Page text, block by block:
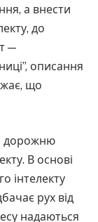
а внести
до
—
описання
що
дорожню
В основі
інтелекту
рух від
надаються